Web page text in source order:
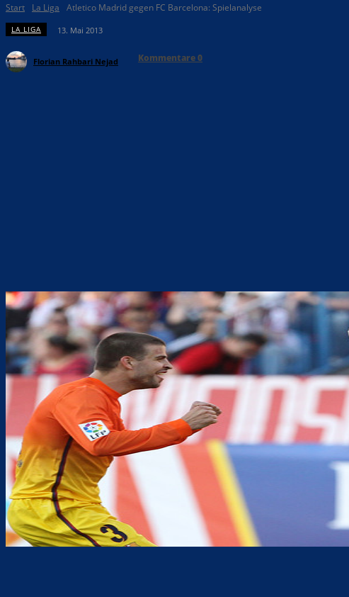
Start La Liga Atletico Madrid gegen FC Barcelona: Spielanalyse
LA LIGA 13. Mai 2013
Florian Rahbari Nejad Kommentare0